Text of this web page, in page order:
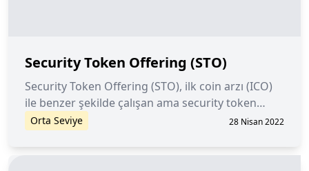
Security Token Offering (STO)
Security Token Offering (STO), ilk coin arzı (ICO)
ile benzer şekilde çalışan ama security token
(menkul kıymetler tokenı) odaklı bir token
Orta Seviye 28 Nisan 2022